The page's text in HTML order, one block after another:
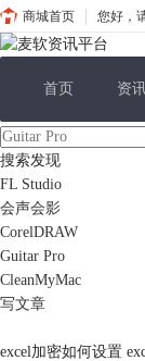
商城首页 您好，
首页 资
搜索发现
FL Studio
会声会影
CorelDRAW
Guitar Pro
CleanMyMac
写文章
excel加密如何设置